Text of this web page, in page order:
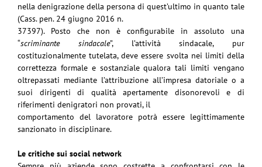
nella denigrazione della persona di quest’ultimo in quanto tale
(Cass. pen. 24 giugno 2016 n.
37397). Posto che non è configurabile in assoluto una
“scriminante sindacale”, l’attività sindacale, pur
costituzionalmente tutelata, deve essere svolta nei limiti della
correttezza formale e sostanzialequalora tali limiti vengano
oltrepassati mediante l’attribuzione all’impresa datoriale o a
suoi dirigenti di qualità apertamente disonorevoli e di
riferimenti denigratori non provati, il
comportamento del lavoratore potrà essere legittimamente
sanzionato in disciplinare.
Le critiche sui social network